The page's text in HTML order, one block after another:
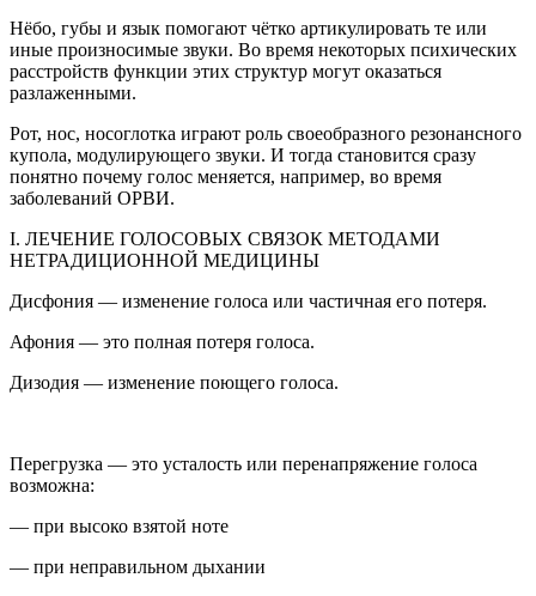
Нёбо, губы и язык помогают чётко артикулировать те или
иные произносимые звуки. Во время некоторых психических
расстройств функции этих структур могут оказаться
разлаженными.
Рот, нос, носоглотка играют роль своеобразного резонансного
купола, модулирующего звуки. И тогда становится сразу
понятно почему голос меняется, например, во время
заболеваний ОРВИ.
I. ЛЕЧЕНИЕ ГОЛОСОВЫХ СВЯЗОК МЕТОДАМИ
НЕТРАДИЦИОННОЙ МЕДИЦИНЫ
Дисфония — изменение голоса или частичная его потеря.
Афония — это полная потеря голоса.
Дизодия — изменение поющего голоса.
Перегрузка — это усталость или перенапряжение голоса
возможна:
— при высоко взятой ноте
— при неправильном дыхании